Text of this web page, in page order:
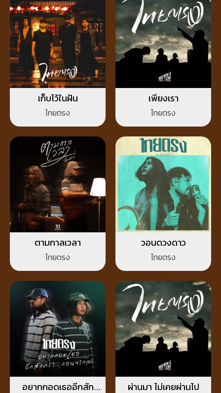
เก็บไว้ในฝัน
ไทยตรง
เพียงเรา
ไทยตรง
ตามกาลเวลา
ไทยตรง
วอนดวงดาว
ไทยตรง
อยากกอดเธออีกสัก
ผ่านมา ไม่เคยผ่านไป